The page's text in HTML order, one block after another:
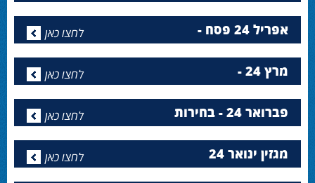
אפריל 24 פסח - לחצו כאן
מרץ 24 - לחצו כאן
פברואר 24 - בחירות לחצו כאן
מגזין ינואר 24 לחצו כאן